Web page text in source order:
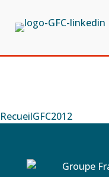
RecueilGFC2012
Groupe